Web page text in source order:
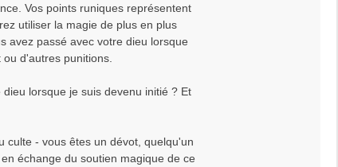
Vos points runiques représentent
utiliser la magie de plus en plus
avez passé avec votre dieu lorsque
d'autres punitions.
lorsque je suis devenu initié ? Et
culte - vous êtes un dévot, quelqu'un
échange du soutien magique de ce